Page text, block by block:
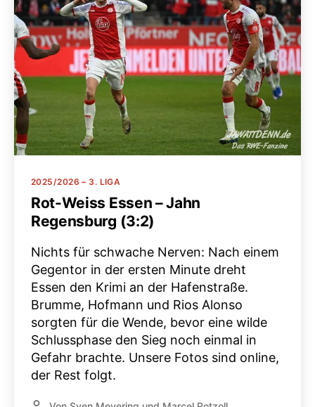
Kategorien
2025/2026 – 3. LIGA
Rot-Weiss Essen – Jahn
Regensburg (3:2)
Nichts für schwache Nerven: Nach einem
Gegentor in der ersten Minute dreht
Essen den Krimi an der Hafenstraße.
Brumme, Hofmann und Rios Alonso
sorgten für die Wende, bevor eine wilde
Schlussphase den Sieg noch einmal in
Gefahr brachte. Unsere Fotos sind online,
der Rest folgt.